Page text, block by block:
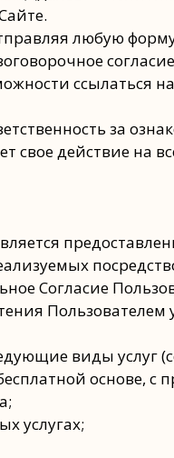
любую
ссылаться
за
свое действие на
Согласие
Пользователем
виды услуг
основе, с
услугах;